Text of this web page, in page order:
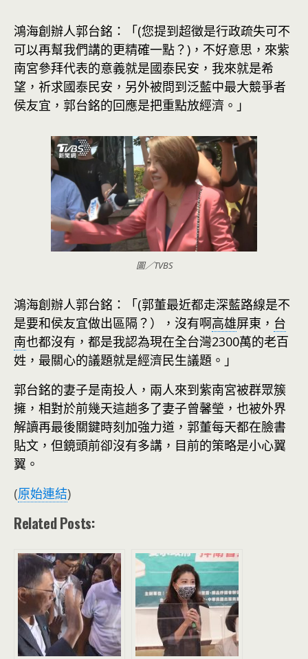
鴻海創辦人郭台銘：「(您提到超徵是行政疏失可不
可以再幫我們講的更精確一點？)，不好意思，來紫
南宮參拜代表的意義就是國泰民安，我來就是希
望，祈求國泰民安，另外被問到泛藍中最大競爭者
侯友宜，郭台銘的回應是把重點放經濟。」
圖／TVBS
鴻海創辦人郭台銘：「(郭董最近都走深藍路線是不
是要和侯友宜做出區隔？），沒有啊高雄屏東， 台
南也都沒有，都是我認為現在全台灣2300萬的老百
姓，最關心的議題就是經濟民生議題。」
郭台銘的妻子是南投人，兩人來到紫南宮被群眾簇
擁，相對於前幾天這趟多了妻子曾馨瑩，也被外界
解讀再最後關鍵時刻加強力道，郭董每天都在臉書
貼文，但鏡頭前卻沒有多講，目前的策略是小心翼
翼。
(原始連結)
Related Posts: